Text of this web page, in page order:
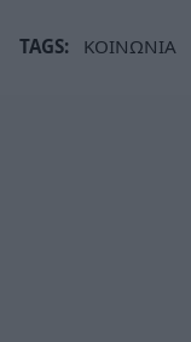
TAGS: ΚΟΙΝΩΝΙΑ